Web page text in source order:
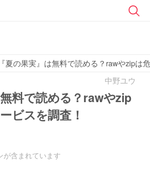
夏の果実』は無料で読める？rawやzipは
中野ユウ
料で読める？rawやzip
ビスを調査！
が含まれています